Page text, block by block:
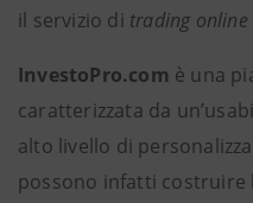
il servizio di trading online
InvestoPro.com è una
caratterizzata da
alto livello di
possono infatti costruire